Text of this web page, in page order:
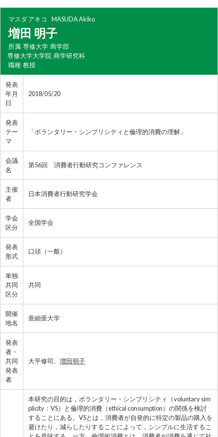
マスダ アキコ MASUDA Akiko
増田 明子
所属 専修大学 商学部
専修大学大学院 商学研究科
職種 教授
発表
年月
日
2018/05/20
発表
テー
マ
「ボランタリー・シンプリシティと倫理的消費の理解」
会議
名
第56回 消費者行動研究コンファレンス
主催
者
日本消費者行動研究学会
学会
区分
全国学会
発表
形式
口頭（一般）
単独
共同
区分
共同
開催
地名
亜細亜大学
発表
者・
共同
発表
者
大平修司、 増田明子
本研究の目的は，ボランタリー・シンプリシティ（voluntary sim
plicity：VS）と倫理的消費（ethical consumption）の関係を検討
することにある。VSとは，消費者が自発的に特定の製品の購入を
避けたり，減らしたりすることによって，シンプルに生活するこ